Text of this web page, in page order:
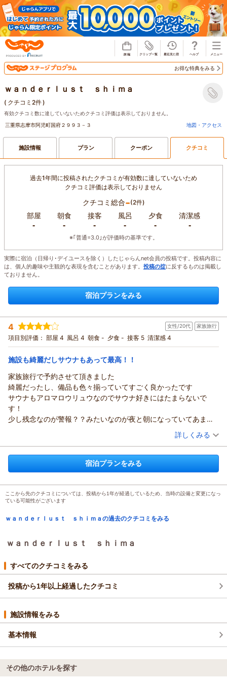
お得な特典をみる
ｗａｎｄｅｒｌｕｓｔ ｓｈｉｍａ
( クチコミ2件)
有効クチコミ数に達していないためクチコミ評価は表示しておりません。
三重県志摩市阿児町国府２９９３－３
地図・アクセス
施設情報 プラン クーポン クチコミ
過去1年間に投稿されたクチコミが有効数に達していないため
クチコミ評価は表示しておりません
クチコミ総合-(2件)
部屋
-
朝食
-
接客
-
風呂
-
夕食
-
清潔感
-
※｢普通=3.0｣が評価時の基準です。
実際に宿泊（日帰り･デイユースを除く）したじゃらんnet会員の投稿です。投稿内容に
は、個人的趣味や主観的な表現を含むことがあります。 投稿の掟に反するものは掲載し
ておりません。
宿泊プランをみる
4 女性/20代 家族旅行
項目別評価： 部屋 4 風呂 4 朝食 - 夕食 - 接客 5 清潔感 4
施設も綺麗だしサウナもあって最高！！
家族旅行で予約させて頂きました
綺麗だったし、備品も色々揃っていてすごく良かったです
サウナもアロマロウリュウなのでサウナ好きにはたまらないで
す！
少し残念なのが警報？？みたいなのが夜と朝になっていてあまり
寝れなかったことと、外がなんの匂いがわかんないですがすごく
臭く外でBBQする時、サウナで整う時気になりました
（投稿日：2025/08/27）
宿泊時期： 2025年08月宿泊 (家族旅行)
投稿者： かほさん(女性/20代)
１日１組限定！屋外サウナ・露天風呂付き 海辺の貸別荘で極
上の休日プラン
宿泊価格帯： 18,001～19,000円(大人一人あたり/税込)
詳しくみる
宿泊プランをみる
ここから先のクチコミについては、投稿から1年が経過しているため、当時の設備と変更になっ
ている可能性がございます
ｗａｎｄｅｒｌｕｓｔ ｓｈｉｍａの過去のクチコミをみる
ｗａｎｄｅｒｌｕｓｔ ｓｈｉｍａ
すべてのクチコミをみる
投稿から1年以上経過したクチコミ
施設情報をみる
基本情報
その他のホテルを探す